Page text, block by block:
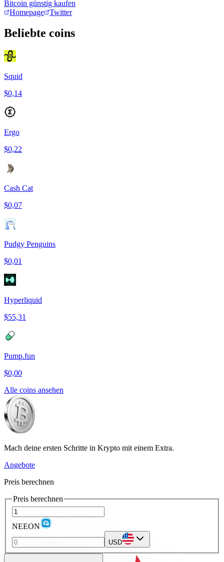
Bitcoin günstig kaufen
Homepage
Twitter
Beliebte coins
Squid
$0,14
Ergo
$0,22
Cash Cat
$0,07
Pudgy Penguins
$0,01
Hyperliquid
$55,31
Pump.fun
$0,00
Alle coins ansehen
Mach deine ersten Schritte in Krypto mit einem Extra.
Angebote
Preis berechnen
Preis berechnen
NEEON
USD